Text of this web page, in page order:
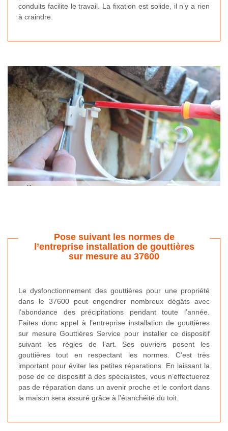
conduits facilite le travail. La fixation est solide, il n’y a rien
à craindre.
Pose suivant les normes de
l’entreprise installation de gouttières
sur mesure au 37600
Le dysfonctionnement des gouttières pour une propriété
dans le 37600 peut engendrer nombreux dégâts avec
l’abondance des précipitations pendant toute l’année.
Faites donc appel à l’entreprise installation de gouttières
sur mesure Gouttières Service pour installer ce dispositif
suivant les règles de l’art. Ses ouvriers posent les
gouttières tout en respectant les normes. C’est très
important pour éviter les petites réparations. En laissant la
pose de ce dispositif à des spécialistes, vous n’effectuerez
pas de réparation dans un avenir proche et le confort dans
la maison sera assuré grâce à l’étanchéité du toit.